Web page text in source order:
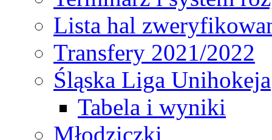
Lista hal
Transfery 2021/2022
Śląska Liga Unihokeja
Tabela i wyniki
Młodziczki